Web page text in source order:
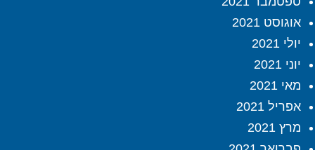
אוגוסט 2021
יולי 2021
יוני 2021
מאי 2021
אפריל 2021
מרץ 2021